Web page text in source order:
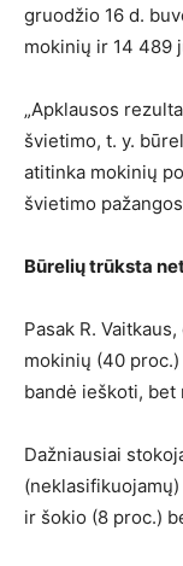
gruodžio 16 d.
mokinių ir 14 489
„Apklausos
švietimo, t. y.
atitinka mokinių
švietimo
Būrelių trūksta
Pasak R.
mokinių (40
bandė ieškoti, bet
Dažniausiai
ir šokio (8 proc.)